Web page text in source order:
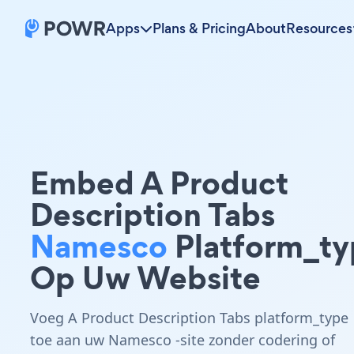
Apps Plans & PricingAboutResources
Embed A Product
Description Tabs
Namesco
Op Uw Website
Voeg A Product Description Tabs platform_type
toe aan uw Namesco -site zonder codering of